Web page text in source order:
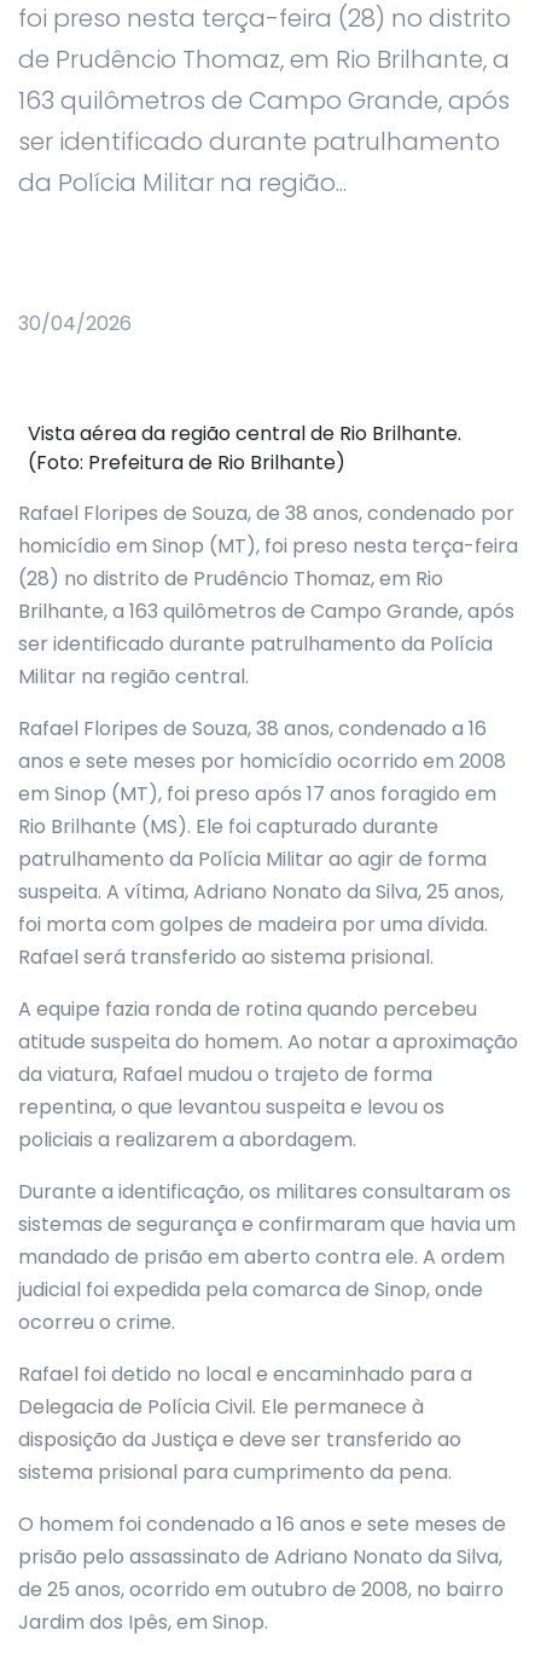
foi preso nesta terça-feira (28) no distrito
de Prudêncio Thomaz, em Rio Brilhante, a
163 quilômetros de Campo Grande, após
ser identificado durante patrulhamento
da Polícia Militar na região...
30/04/2026
Vista aérea da região central de Rio Brilhante.
(Foto: Prefeitura de Rio Brilhante)
Rafael Floripes de Souza, de 38 anos, condenado por
homicídio em Sinop (MT), foi preso nesta terça-feira
(28) no distrito de Prudêncio Thomaz, em Rio
Brilhante, a 163 quilômetros de Campo Grande, após
ser identificado durante patrulhamento da Polícia
Militar na região central.
Rafael Floripes de Souza, 38 anos, condenado a 16
anos e sete meses por homicídio ocorrido em 2008
em Sinop (MT), foi preso após 17 anos foragido em
Rio Brilhante (MS). Ele foi capturado durante
patrulhamento da Polícia Militar ao agir de forma
suspeita. A vítima, Adriano Nonato da Silva, 25 anos,
foi morta com golpes de madeira por uma dívida.
Rafael será transferido ao sistema prisional.
A equipe fazia ronda de rotina quando percebeu
atitude suspeita do homem. Ao notar a aproximação
da viatura, Rafael mudou o trajeto de forma
repentina, o que levantou suspeita e levou os
policiais a realizarem a abordagem.
Durante a identificação, os militares consultaram os
sistemas de segurança e confirmaram que havia um
mandado de prisão em aberto contra ele. A ordem
judicial foi expedida pela comarca de Sinop, onde
ocorreu o crime.
Rafael foi detido no local e encaminhado para a
Delegacia de Polícia Civil. Ele permanece à
disposição da Justiça e deve ser transferido ao
sistema prisional para cumprimento da pena.
O homem foi condenado a 16 anos e sete meses de
prisão pelo assassinato de Adriano Nonato da Silva,
de 25 anos, ocorrido em outubro de 2008, no bairro
Jardim dos Ipês, em Sinop.